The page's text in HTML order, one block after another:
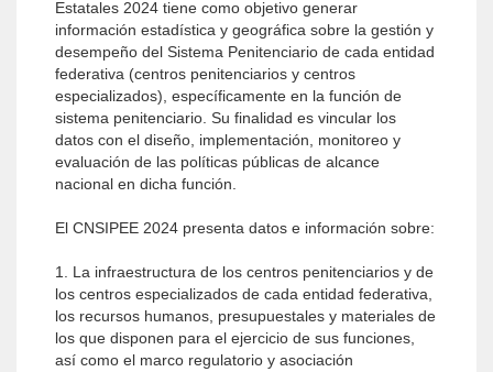
Estatales 2024 tiene como objetivo generar
información estadística y geográfica sobre la gestión y
desempeño del Sistema Penitenciario de cada entidad
federativa (centros penitenciarios y centros
especializados), específicamente en la función de
sistema penitenciario. Su finalidad es vincular los
datos con el diseño, implementación, monitoreo y
evaluación de las políticas públicas de alcance
nacional en dicha función.
El CNSIPEE 2024 presenta datos e información sobre:
1. La infraestructura de los centros penitenciarios y de
los centros especializados de cada entidad federativa,
los recursos humanos, presupuestales y materiales de
los que disponen para el ejercicio de sus funciones,
así como el marco regulatorio y asociación